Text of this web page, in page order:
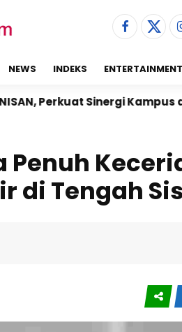
NEWS INDEKS ENTERTAINMENT
Kampus dan Kepolisian
Penuh
di Tengah